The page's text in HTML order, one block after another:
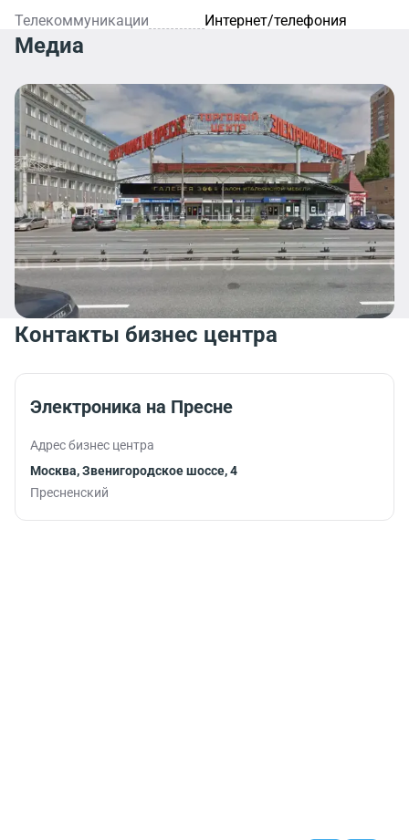
Телекоммуникации Интернет/телефония
Медиа
Контакты бизнес центра
Электроника на Пресне
Адрес бизнес центра
Москва, Звенигородское шоссе, 4
Пресненский